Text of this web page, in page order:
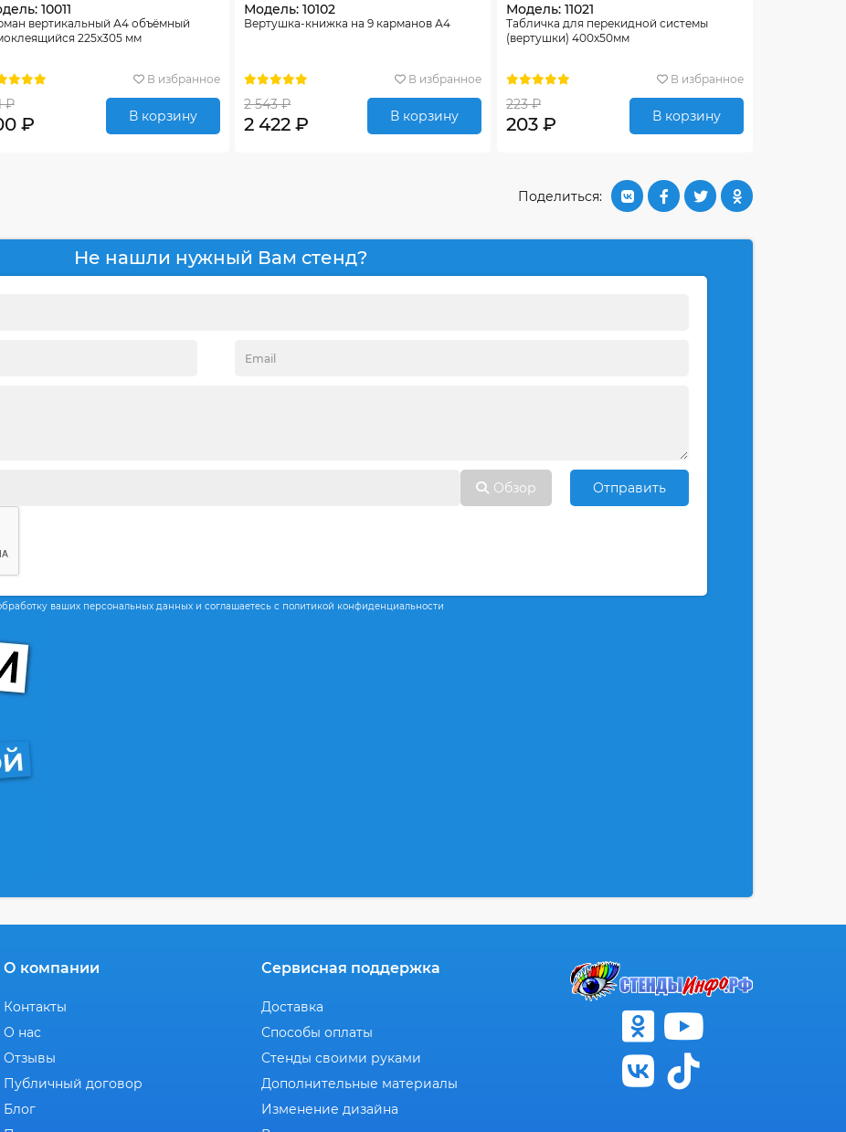
10011
вертикальный А4 объёмный
225х305 мм
В избранное
₽
₽ В корзину
Модель: 10102
Вертушка-книжка на 9 карманов А4
В избранное
2 543 ₽
2 422 ₽ В корзину
Модель: 11021
Табличка для перекидной системы
(вертушки) 400х50мм
В избранное
223 ₽
203 ₽ В корзину
Поделиться:
Не нашли нужный Вам стенд?
Обзор Отправить
ваших персональных данных и соглашаетесь с политикой конфиденциальности
О компании
Контакты
О нас
Отзывы
Публичный договор
Блог
Сервисная поддержка
Доставка
Способы оплаты
Стенды своими руками
Дополнительные материалы
Изменение дизайна